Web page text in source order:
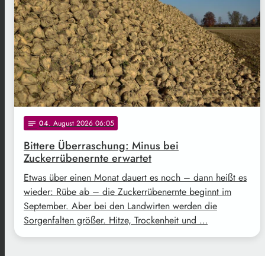
notes 04. August 2026 06:05
Bittere Überraschung: Minus bei
Zuckerrübenernte erwartet
Etwas über einen Monat dauert es noch – dann heißt es
wieder: Rübe ab – die Zuckerrübenernte beginnt im
September. Aber bei den Landwirten werden die
Sorgenfalten größer. Hitze, Trockenheit und …